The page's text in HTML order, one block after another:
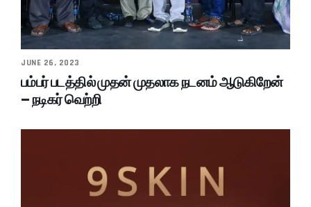
JUNE 26, 2023
பம்பர் படத்தில் முதன் முதலாக நடனம் ஆடுகிறேன்
– நடிகர் வெற்றி